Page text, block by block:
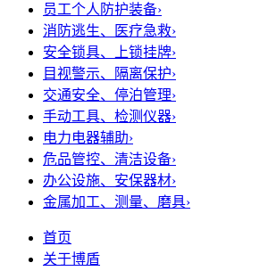
员工个人防护装备›
消防逃生、医疗急救›
安全锁具、上锁挂牌›
目视警示、隔离保护›
交通安全、停泊管理›
手动工具、检测仪器›
电力电器辅助›
危品管控、清洁设备›
办公设施、安保器材›
金属加工、测量、磨具›
首页
关于博盾